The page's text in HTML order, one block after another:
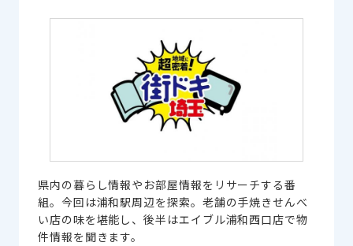
県内の暮らし情報やお部屋情報をリサーチする番
組。今回は浦和駅周辺を探索。老舗の手焼きせんべ
い店の味を堪能し、後半はエイブル浦和西口店で物
件情報を聞きます。